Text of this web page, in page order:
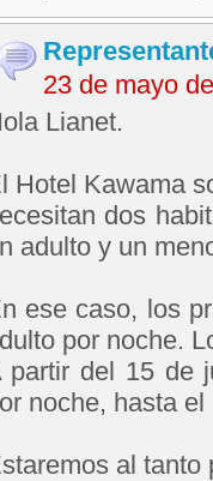
23 de mayo
Lianet.
Hotel Kawama
dos
adulto y un
ese caso, los
por noche.
partir del 15 de
noche, hasta
al tanto